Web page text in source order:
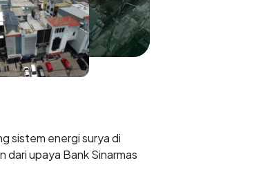
sistem energi surya di
dari upaya Bank Sinarmas